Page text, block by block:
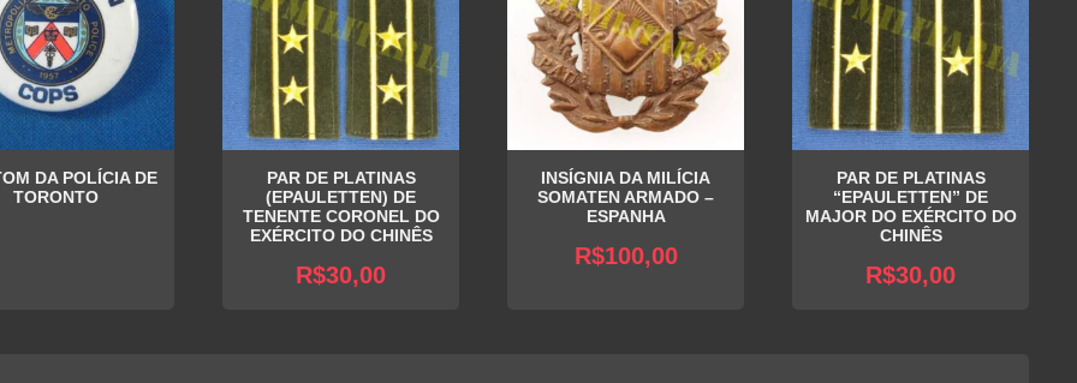
DA POLÍCIA DE
TORONTO
PAR DE PLATINAS
(EPAULETTEN) DE
TENENTE CORONEL DO
EXÉRCITO DO CHINÊS
R$30,00
INSÍGNIA DA MILÍCIA
SOMATEN ARMADO –
ESPANHA
R$100,00
PAR DE PLATINAS
“EPAULETTEN” DE
MAJOR DO EXÉRCITO DO
CHINÊS
R$30,00